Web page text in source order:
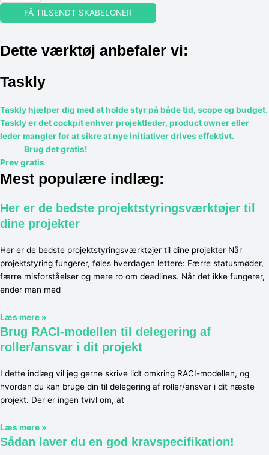
FÅ TILSENDT SKABELONER
Dette værktøj anbefaler vi:
Taskly
Taskly hjælper dig med at holde styr på både tid, scope og budget.
Taskly er det cockpit enhver projektleder, product owner eller
leder mangler for at sikre at nye initiativer drives effektivt.
Brug det gratis!
Prøv gratis
Mest populære indlæg:
Her er de bedste projektstyringsværktøjer til
dine projekter
Her er de bedste projektstyringsværktøjer til dine projekter Når
projektstyring fungerer, føles hverdagen lettere: Færre statusmøder,
færre misforståelser og mere ro om deadlines. Når det ikke fungerer,
ender man med
Læs mere »
Brug RACI-modellen til delegering af
roller/ansvar i dit projekt
I dette indlæg vil jeg gerne skrive lidt omkring RACI-modellen, og
hvordan du kan bruge din til delegering af roller/ansvar i dit næste
projekt. Der er ingen tvivl om, at
Læs mere »
Sådan laver du en god kravspecifikation!